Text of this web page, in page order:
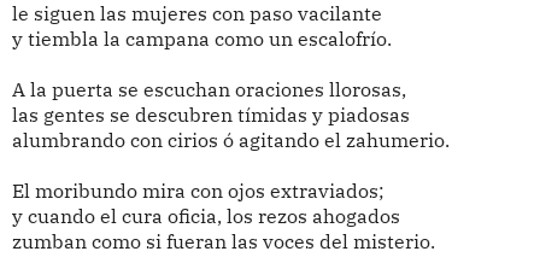
le siguen las mujeres con paso vacilante
y tiembla la campana como un escalofrío.
A la puerta se escuchan oraciones llorosas,
las gentes se descubren tímidas y piadosas
alumbrando con cirios ó agitando el zahumerio.
El moribundo mira con ojos extraviados;
y cuando el cura oficia, los rezos ahogados
zumban como si fueran las voces del misterio.